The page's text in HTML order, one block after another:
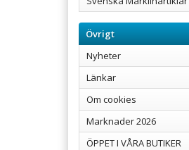
Övrigt
Nyheter
Länkar
Om cookies
Marknader 2026
ÖPPET I VÅRA BUTIKER